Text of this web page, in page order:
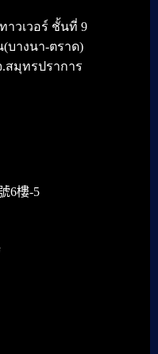
าวเวอร์ ชั้นที่ 9
บางนา-ตราด)
.สมุทรปราการ
6樓-5